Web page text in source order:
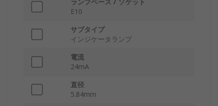
ランプベース / ソケット
E10
サブタイプ
インジケータランプ
電流
24mA
直径
5.84mm